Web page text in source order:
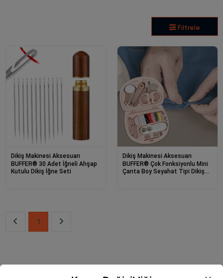
Filtrele
Dikiş Makinesi Aksesuarı
BUFFER® 30 Adet İğneli Ahşap
Kutulu Dikiş İğne Seti
Dikiş Makinesi Aksesuarı
BUFFER® Çok Fonksiyonlu Mini
Çanta Boy Seyahat Tipi Dikiş
1